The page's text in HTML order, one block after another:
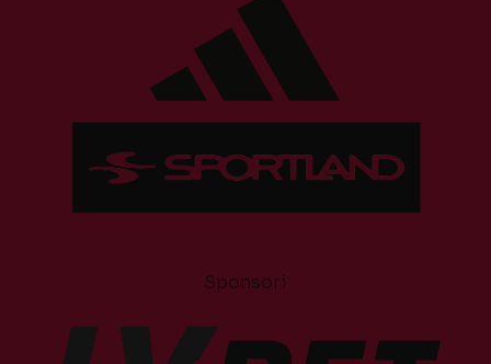
Sponsori